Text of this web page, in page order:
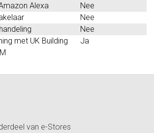
Alexa
Nee
Nee
Nee
met UK Building
Ja
van e-Stores